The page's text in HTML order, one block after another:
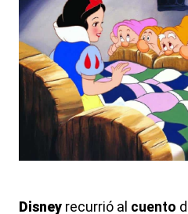
Disney recurrió al cuento